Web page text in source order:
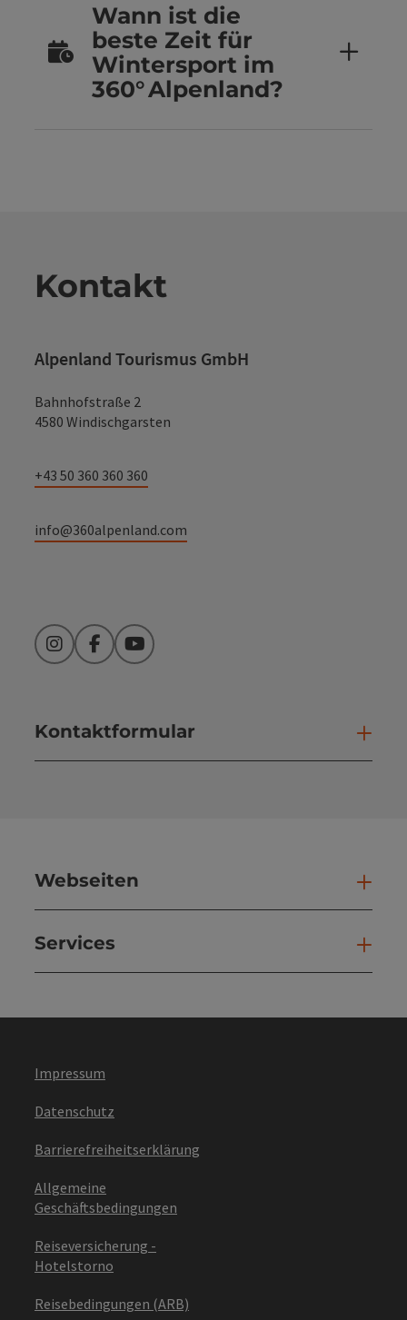
Wann ist die
beste Zeit für
Wintersport im
360° Alpenland?
Kontakt
Alpenland Tourismus GmbH
Bahnhofstraße 2
4580 Windischgarsten
+43 50 360 360 360
info@360alpenland.com
InstagramFacebookYouTube
Kontaktformular
Webseiten
Services
Impressum
Datenschutz
Barrierefreiheitserklärung
Allgemeine
Geschäftsbedingungen
Reiseversicherung -
Hotelstorno
Reisebedingungen (ARB)